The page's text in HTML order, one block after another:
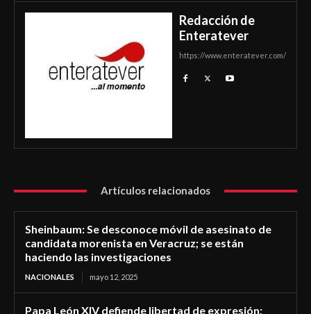
Redacción de
Enteratever
https://www.enteratever.com/
Artículos relacionados
Sheinbaum: Se desconoce móvil de asesinato de
candidata morenista en Veracruz; se están
haciendo las investigaciones
NACIONALES mayo 12, 2025
Papa León XIV defiende libertad de expresión;